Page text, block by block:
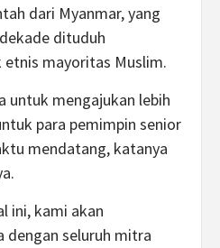
dari Myanmar, yang
dituduh
mayoritas Muslim.
untuk mengajukan lebih
para pemimpin senior
mendatang, katanya
ini, kami akan
dengan seluruh mitra